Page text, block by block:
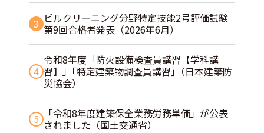
3 ビルクリーニング分野特定技能2号評価試験
第9回合格者発表（2026年6月）
4
令和8年度「防火設備検査員講習【学科講
習】」｢特定建築物調査員講習｣（日本建築防
災協会）
5
「令和8年度建築保全業務労務単価」が公表
されました（国土交通省）